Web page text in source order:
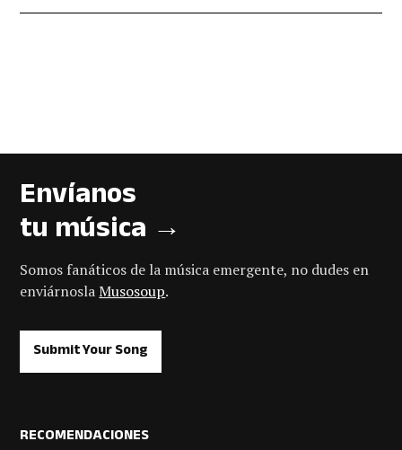
Envíanos
tu música →
Somos fanáticos de la música emergente, no dudes en
enviárnoslaMusosoup.
Submit Your Song
RECOMENDACIONES